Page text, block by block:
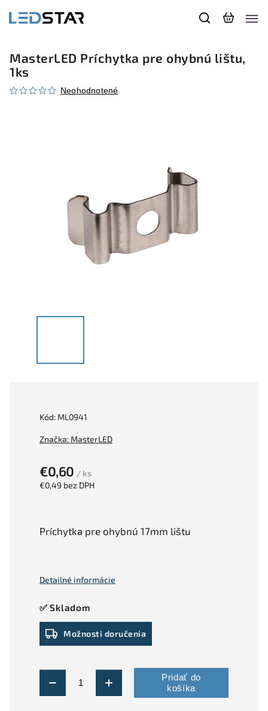
MasterLED Príchytka pre ohybnú lištu,
1ks
Neohodnotené
Kód: ML0941
Značka: MasterLED
€0,60 / ks
€0,49 bez DPH
✅ Skladom
Možnosti doručenia
Pridať do
košíka
Príchytka pre ohybnú 17mm lištu
Detailné informácie